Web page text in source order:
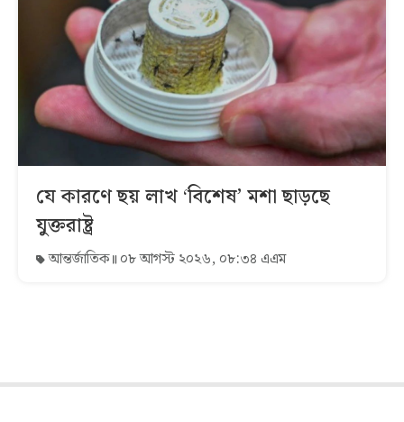
যে কারণে ছয় লাখ ‘বিশেষ’ মশা ছাড়ছে
যুক্তরাষ্ট্র
আন্তর্জাতিক ০৮ আগস্ট ২০২৬, ০৮:৩৪ এএম